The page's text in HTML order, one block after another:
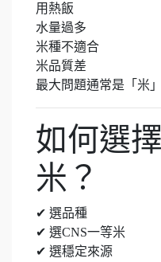
用熱飯
水量過多
米種不適合
米品質差
最大問題通常是「米
如何選
米？
✔ 選品種
✔ 選CNS一等米
✔ 選穩定來源